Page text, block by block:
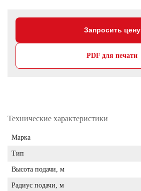
Запросить цену
PDF для печати
Технические характеристики
Марка
Тип
Высота подачи, м
Радиус подачи, м